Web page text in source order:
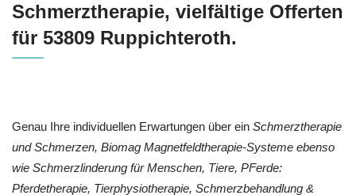
Schmerztherapie, vielfältige Offerten
für 53809 Ruppichteroth.
Genau Ihre individuellen Erwartungen über ein Schmerztherapie
und Schmerzen, Biomag Magnetfeldtherapie-Systeme ebenso
wie Schmerzlinderung für Menschen, Tiere, PFerde:
Pferdetherapie, Tierphysiotherapie, Schmerzbehandlung &